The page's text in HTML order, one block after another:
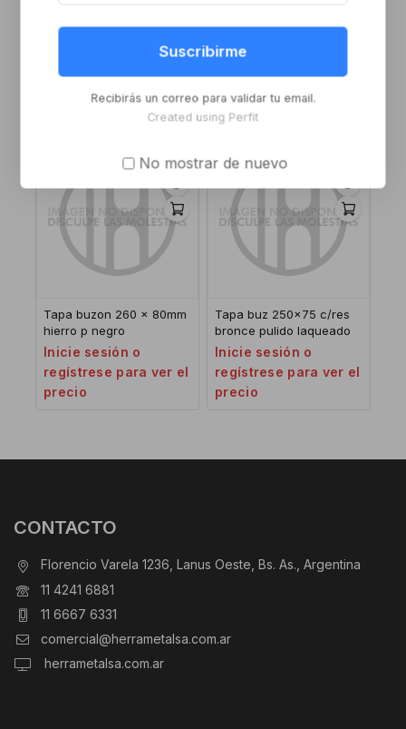
Juego pomo+lib/ocu
regístrese para ver el
Roseta libre-ocupado
inox cuadrado
precio
Tapa buzon 260 x 80mm
hierro p negro
Inicie sesión o
regístrese para ver el
precio
Tapa buz 250×75 c/res
bronce pulido laqueado
Inicie sesión o
regístrese para ver el
precio
CONTACTO
Florencio Varela 1236, Lanus Oeste, Bs. As., Argentina
11 4241 6881
11 6667 6331
comercial@herrametalsa.com.ar
herrametalsa.com.ar
Suscribirme
Recibirás un correo para validar tu email.
Created using Perfit
No mostrar de nuevo